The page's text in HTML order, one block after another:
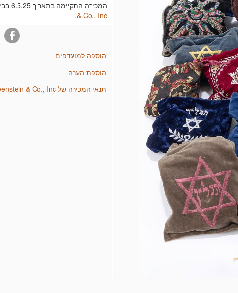
המכירה התקיימה בתאריך 6.5.25 בבית המכירות
& Co., Inc.
הוספה למועדפים
הוספת הערה
תנאי המכירה של J. Greenstein & Co., Inc.